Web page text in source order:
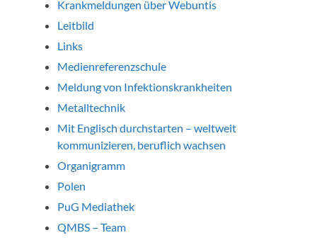
Krankmeldungen über Webuntis
Leitbild
Links
Medienreferenzschule
Meldung von Infektionskrankheiten
Metalltechnik
Mit Englisch durchstarten – weltweit
kommunizieren, beruflich wachsen
Organigramm
Polen
PuG Mediathek
QMBS – Team